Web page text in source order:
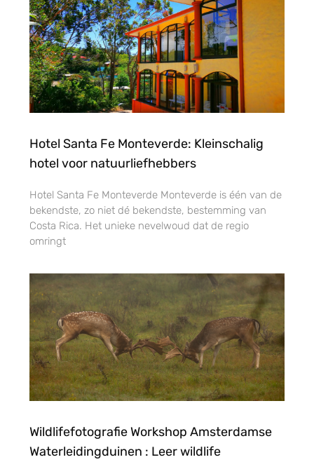
Hotel Santa Fe Monteverde: Kleinschalig
hotel voor natuurliefhebbers
Hotel Santa Fe Monteverde Monteverde is één van de
bekendste, zo niet dé bekendste, bestemming van
Costa Rica. Het unieke nevelwoud dat de regio
omringt
Wildlifefotografie Workshop Amsterdamse
Waterleidingduinen : Leer wildlife